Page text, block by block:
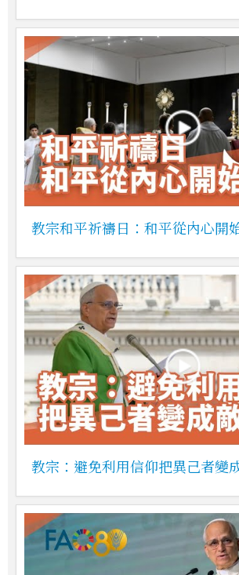
教宗和平祈禱日：和平從內心開
教宗：避免利用信仰把異己者變